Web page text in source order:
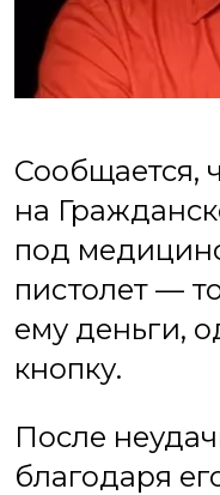
Сообщается,
на
под
пистолет —
ему деньги,
кнопку.
После
благодаря